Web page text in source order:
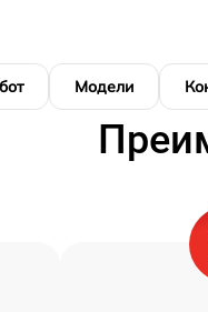
Модели